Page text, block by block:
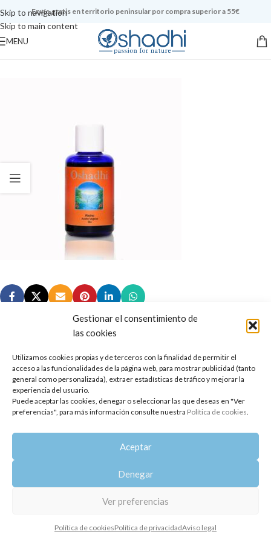
Gestionar el consentimiento de
las cookies
Utilizamos cookies propias y de terceros con la finalidad de permitir el
acceso a las funcionalidades de la página web, para mostrar publicidad (tanto
general como personalizada), extraer estadísticas de tráfico y mejorar la
experiencia del usuario.
Puede aceptar las cookies, denegar o seleccionar las que deseas en "Ver
preferencias", para más información consulte nuestra Política de cookies.
Aceptar
Denegar
Ver preferencias
Política de cookiesPolítica de privacidadAviso legal
Skip to navigation
Skip to main content
Envío gratis en territorio peninsular por compra superior a 55€
MENU
Copyright 2014-2025 Oshadhi España
Todos los derechos reservados.
Política de privacidad | Aviso legal | Política de cookies